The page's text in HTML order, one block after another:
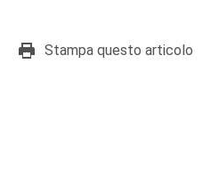
Stampa questo articolo